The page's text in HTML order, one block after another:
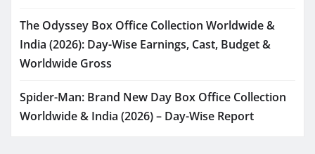
The Odyssey Box Office Collection Worldwide &
India (2026): Day-Wise Earnings, Cast, Budget &
Worldwide Gross
Spider-Man: Brand New Day Box Office Collection
Worldwide & India (2026) – Day-Wise Report